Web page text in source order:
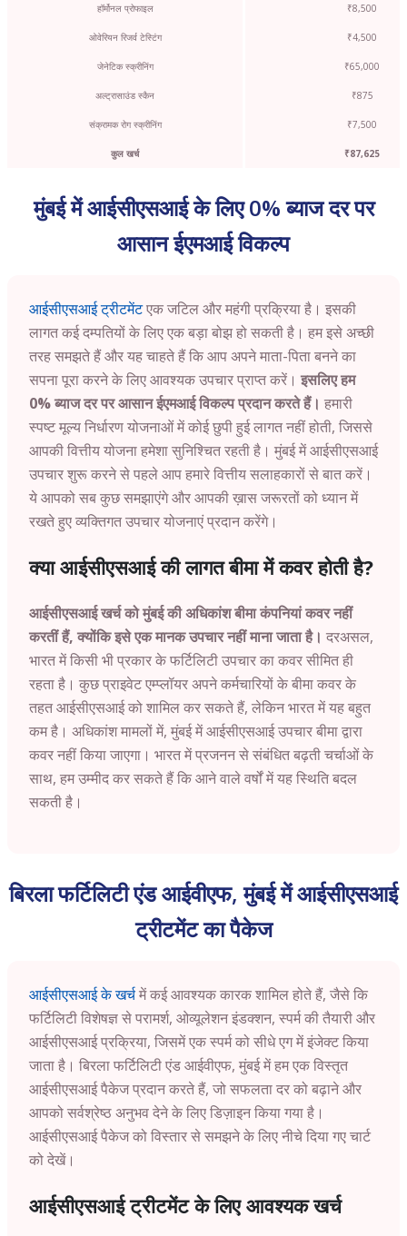
हॉर्मोनल प्रोफाइल ₹8,500
ओवेरियन रिजर्व टेस्टिंग ₹4,500
जेनेटिक स्क्रीनिंग ₹65,000
अल्ट्रासाउंड स्कैन ₹875
संक्रामक रोग स्क्रीनिंग ₹7,500
कुल खर्च ₹87,625
मुंबई में आईसीएसआई के लिए 0% ब्याज दर पर
आसान ईएमआई विकल्प
आईसीएसआई ट्रीटमेंटएक जटिल और महंगी प्रक्रिया है। इसकी
लागत कई दम्पतियों के लिए एक बड़ा बोझ हो सकती है। हम इसे अच्छी
तरह समझते हैं और यह चाहते हैं कि आप अपने माता-पिता बनने का
सपना पूरा करने के लिए आवश्यक उपचार प्राप्त करें। इसलिए हम
0% ब्याज दर पर आसान ईएमआई विकल्प प्रदान करते हैं। हमारी
स्पष्ट मूल्य निर्धारण योजनाओं में कोई छुपी हुई लागत नहीं होती, जिससे
आपकी वित्तीय योजना हमेशा सुनिश्चित रहती है। मुंबई में आईसीएसआई
उपचार शुरू करने से पहले आप हमारे वित्तीय सलाहकारों से बात करें।
ये आपको सब कुछ समझाएंगे और आपकी ख़ास जरूरतों को ध्यान में
रखते हुए व्यक्तिगत उपचार योजनाएं प्रदान करेंगे।
क्या आईसीएसआई की लागत बीमा में कवर होती है?
आईसीएसआई खर्च को मुंबई की अधिकांश बीमा कंपनियां कवर नहीं
करतीं हैं, क्योंकि इसे एक मानक उपचार नहीं माना जाता है। दरअसल,
भारत में किसी भी प्रकार के फर्टिलिटी उपचार का कवर सीमित ही
रहता है। कुछ प्राइवेट एम्प्लॉयर अपने कर्मचारियों के बीमा कवर के
तहत आईसीएसआई को शामिल कर सकते हैं, लेकिन भारत में यह बहुत
कम है। अधिकांश मामलों में, मुंबई में आईसीएसआई उपचार बीमा द्वारा
कवर नहीं किया जाएगा। भारत में प्रजनन से संबंधित बढ़ती चर्चाओं के
साथ, हम उम्मीद कर सकते हैं कि आने वाले वर्षों में यह स्थिति बदल
सकती है।
बिरला फर्टिलिटी एंड आईवीएफ, मुंबई में आईसीएसआई
ट्रीटमेंट का पैकेज
आईसीएसआई के खर्चमें कई आवश्यक कारक शामिल होते हैं, जैसे कि
फर्टिलिटी विशेषज्ञ से परामर्श, ओव्यूलेशन इंडक्शन, स्पर्म की तैयारी और
आईसीएसआई प्रक्रिया, जिसमें एक स्पर्म को सीधे एग में इंजेक्ट किया
जाता है। बिरला फर्टिलिटी एंड आईवीएफ, मुंबई में हम एक विस्तृत
आईसीएसआई पैकेज प्रदान करते हैं, जो सफलता दर को बढ़ाने और
आपको सर्वश्रेष्ठ अनुभव देने के लिए डिज़ाइन किया गया है।
आईसीएसआई पैकेज को विस्तार से समझने के लिए नीचे दिया गए चार्ट
को देखें।
आईसीएसआई ट्रीटमेंट के लिए आवश्यक खर्च